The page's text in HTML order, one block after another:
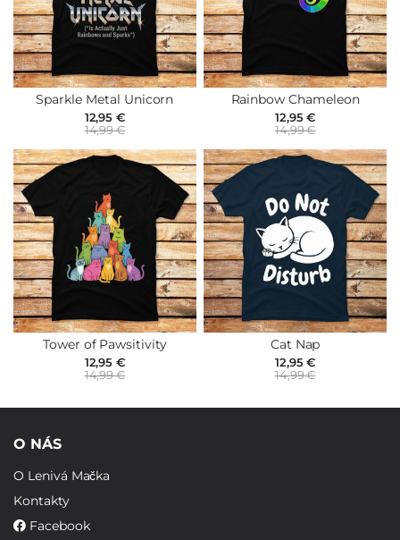
Sparkle Metal Unicorn
12,95 €
14,99 €
Rainbow Chameleon
12,95 €
14,99 €
Tower of Pawsitivity
12,95 €
14,99 €
Cat Nap
12,95 €
14,99 €
O NÁS
O Lenivá Mačka
Kontakty
Facebook